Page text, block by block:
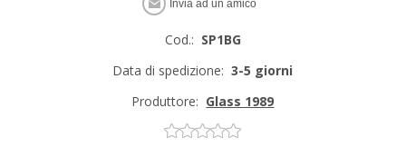
Cod.: SP1BG
Data di spedizione: 3-5 giorni
Produttore: Glass 1989